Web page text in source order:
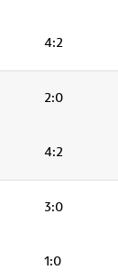
4:2
2:0
4:2
3:0
1:0